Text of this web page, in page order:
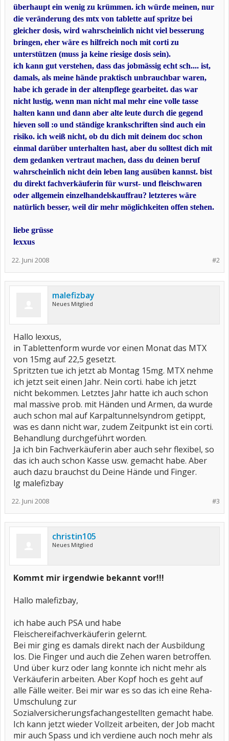
überhaupt ein wenig zu krümmen. ich würde meinen, nur
die veränderung des mtx von tablette auf spritze bei
gleicher dosis, wird wahrscheinlich nicht viel besserung
bringen, eher wäre es hilfreich noch mit corti zu
unterstützen (muss ja keine riesige dosis sein).
ich kann gut verstehen, dass das jobmässig echt sch.... ist,
damals, als meine hände praktisch unbrauchbar waren,
habe ich gerade in der altenpflege gearbeitet. das war
nicht lustig, wenn man nicht mal mehr eine volle tasse
halten kann und dann aber alte leute durch die gegend
hieven soll :o und ständige krankschriften sind auch ein
risiko. ich weiß nicht, ob du dich mit deinem doc schon
einmal darüber unterhalten hast, aber du solltest dich mit
dem gedanken vertraut machen, dass du deinen beruf
wahrscheinlich nicht dein leben lang ausüben kannst. bist
du direkt fachverkäuferin für wurst- und fleischwaren
oder allgemein einzelhandelskauffrau? letzteres wäre
natürlich besser, weil dir mehr möglichkeiten offen stehen.
liebe grüsse
lexxus
#2
22. Juni 2008
malefizbay
Neues Mitglied
Hallo lexxus,
in Tablettenform wurde vor einen Monat das MTX
von 15mg auf 22,5 gesetzt.
Spritzten tue ich jetzt ab Montag 15mg. MTX nehme
ich jetzt seit einen Jahr. Nein corti. habe ich jetzt
nicht bekommen. Letztes Jahr hatte ich auch schon
mal massive prob. mit Händen und Armen, da wurde
auch schon mal auf Karpaltunnelsyndrom getippt,
was es dann nicht war, zudem Zeitpunkt ist ein corti.
Behandlung durchgeführt worden.
Ja ich bin Fachverkäuferin aber auch sehr flexibel, so
das ich auch schon Kasse usw. gemacht habe. Aber
auch dazu brauchst du Deine Hände und Finger.
lg malefizbay
#3
22. Juni 2008
christin105
Neues Mitglied
Kommt mir irgendwie bekannt vor!!!
Hallo malefizbay,
ich habe auch PSA und habe
Fleischereifachverkäuferin gelernt.
Bei mir ging es damals direkt nach der Ausbildung
los. Die Finger und auch die Zehen waren betroffen.
Und über kurz oder lang konnte ich nicht mehr als
Verkäuferin arbeiten. Aber Kopf hoch es geht auf
alle Fälle weiter. Bei mir war es so das ich eine Reha-
Umschulung zur
Sozialversicherungsfachangestellten gemacht habe.
Ich kann jetzt wieder Vollzeit arbeiten, der Job macht
mir auch Spass und ich verdiene auch noch mehr als